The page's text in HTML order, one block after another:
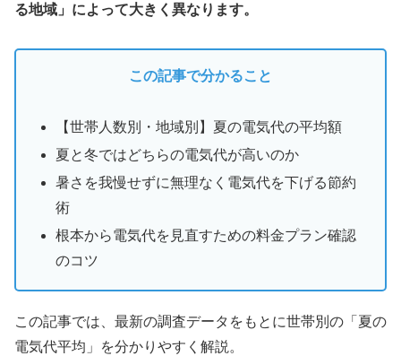
る地域」によって大きく異なります。
この記事で分かること
【世帯人数別・地域別】夏の電気代の平均額
夏と冬ではどちらの電気代が高いのか
暑さを我慢せずに無理なく電気代を下げる節約
術
根本から電気代を見直すための料金プラン確認
のコツ
この記事では、最新の調査データをもとに世帯別の「夏の
電気代平均」を分かりやすく解説。